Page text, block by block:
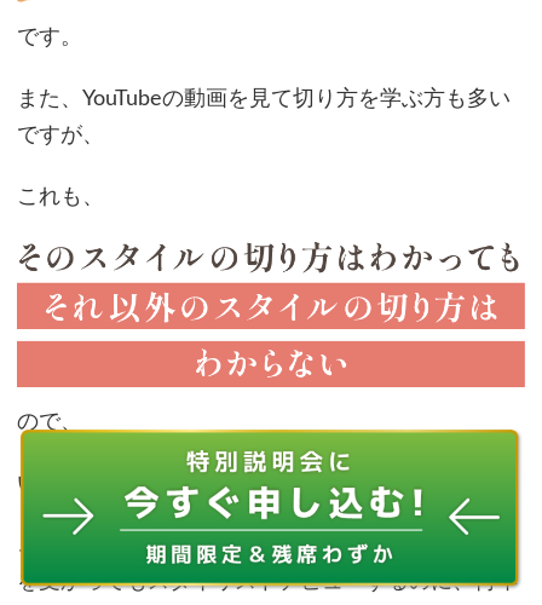
です。
また、YouTubeの動画を見て切り方を学ぶ方も多い
ですが、
これも、
ので、
いつまで経っても自信がつくようになりません。
これが、せっかく２年かけて学校に行って国家試験
を受かってもスタイリストデビューするのに、何年